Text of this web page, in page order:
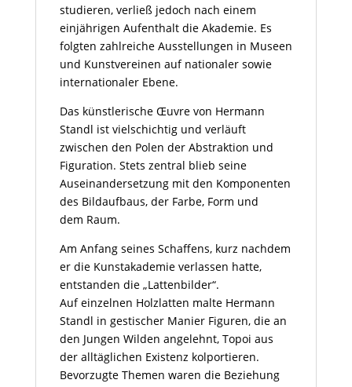
studieren, verließ jedoch nach einem
einjährigen Aufenthalt die Akademie. Es
folgten zahlreiche Ausstellungen in Museen
und Kunstvereinen auf nationaler sowie
internationaler Ebene.
Das künstlerische Œuvre von Hermann
Standl ist vielschichtig und verläuft
zwischen den Polen der Abstraktion und
Figuration. Stets zentral blieb seine
Auseinandersetzung mit den Komponenten
des Bildaufbaus, der Farbe, Form und
dem Raum.
Am Anfang seines Schaffens, kurz nachdem
er die Kunstakademie verlassen hatte,
entstanden die „Lattenbilder“.
Auf einzelnen Holzlatten malte Hermann
Standl in gestischer Manier Figuren, die an
den Jungen Wilden angelehnt, Topoi aus
der alltäglichen Existenz kolportieren.
Bevorzugte Themen waren die Beziehung